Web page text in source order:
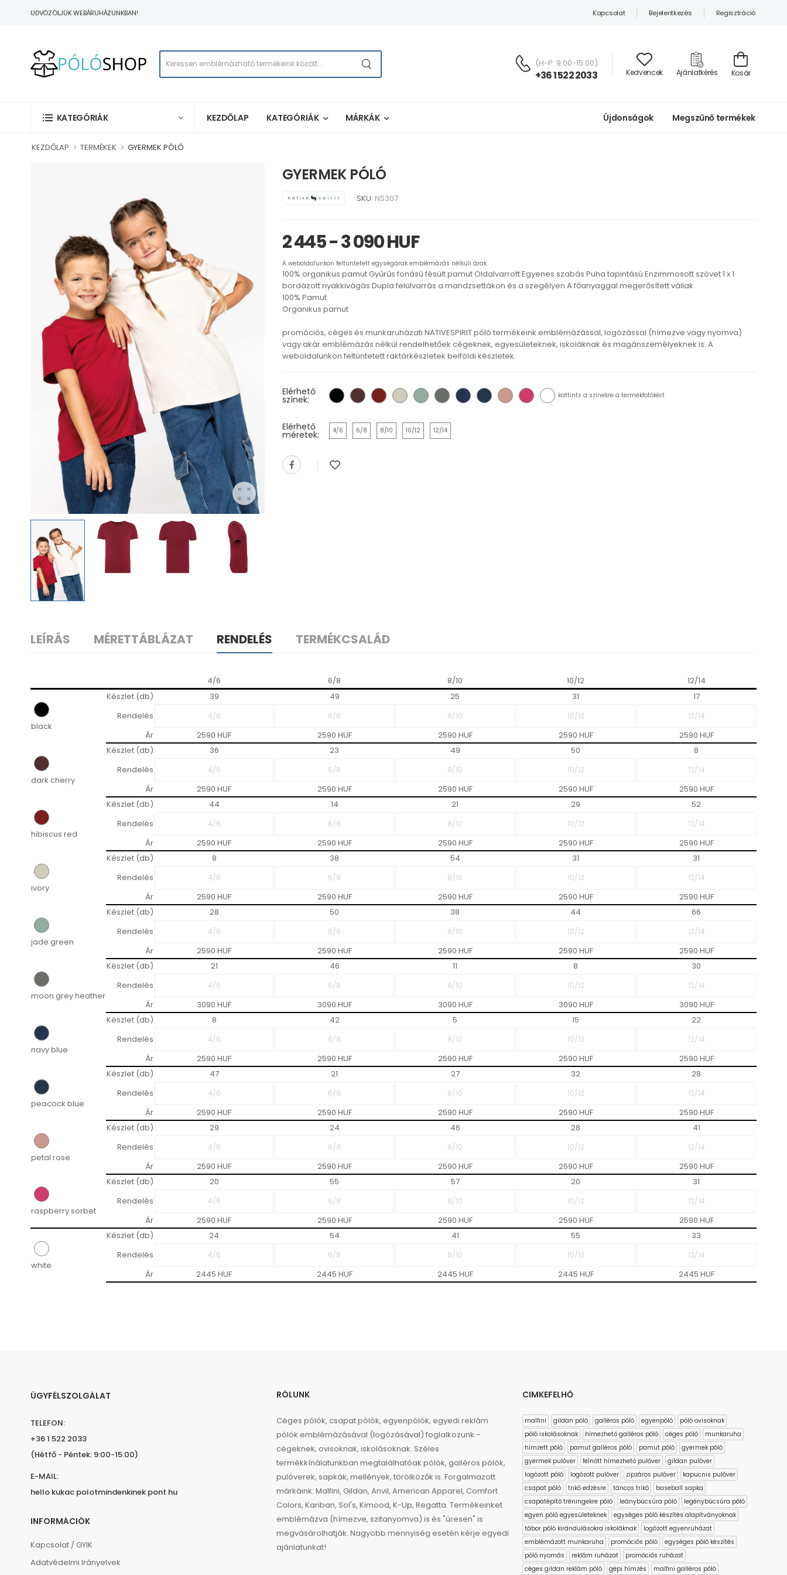
ÜDVÖZÖLJÜK WEBÁRUHÁZUNKBAN! Kapcsolat Bejelentkezés Regisztráció
(H-P: 9:00-15:00)
+36 1 522 2033 Kedvencek Ajánlatkérés Kosár
KATEGÓRIÁK KEZDŐLAP KATEGÓRIÁK MÁRKÁK Újdonságok Megszűnő termékek
KEZDŐLAP TERMÉKEK GYERMEK PÓLÓ
GYERMEK PÓLÓ
SKU: NS307
2 445 - 3 090 HUF
A weboldalunkon feltüntetett egységárak emblémázás nélküli árak.
100% organikus pamut Gyűrűs fonású fésült pamut Oldalvarrott Egyenes szabás Puha tapintású Enzimmosott szövet 1 x 1
bordázott nyakkivágás Dupla felülvarrás a mandzsettákon és a szegélyen A főanyaggal megerősített vállak
100% Pamut
Organikus pamut
promóciós, céges és munkaruházati NATIVESPIRIT póló termékeink emblémázással, logózással (hímezve vagy nyomva)
vagy akár emblémázás nélkül rendelhetőek cégeknek, egyesületeknek, iskoláknak és magánszemélyeknek is. A
weboldalunkon feltüntetett raktárkészletek belföldi készletek.
Elérhető
színek: kattints a színekre a termékfotókért
Elérhető
méretek: 4/6 6/8 8/10 10/12 12/14
LEÍRÁS MÉRETTÁBLÁZAT RENDELÉS TERMÉKCSALÁD
4/6 6/8 8/10 10/12 12/14
black
Készlet (db) 39 49 25 31
17
Rendelés
Ár
2590 HUF 2590 HUF 2590 HUF 2590 HUF 2590 HUF
dark cherry
Készlet (db) 36 23 49 50
8
Rendelés
Ár
2590 HUF 2590 HUF 2590 HUF 2590 HUF 2590 HUF
hibiscus red
Készlet (db) 44 14 21 29
52
Rendelés
Ár
2590 HUF 2590 HUF 2590 HUF 2590 HUF 2590 HUF
ivory
Készlet (db) 8 38 54 31
31
Rendelés
Ár
2590 HUF 2590 HUF 2590 HUF 2590 HUF 2590 HUF
jade green
Készlet (db) 28 50 38 44
66
Rendelés
Ár
2590 HUF 2590 HUF 2590 HUF 2590 HUF 2590 HUF
moon grey heather
Készlet (db) 21 46 11 8
30
Rendelés
Ár
3090 HUF 3090 HUF 3090 HUF 3090 HUF 3090 HUF
navy blue
Készlet (db) 8 42 5 15
22
Rendelés
Ár
2590 HUF 2590 HUF 2590 HUF 2590 HUF 2590 HUF
peacock blue
Készlet (db) 47 21 27 32
28
Rendelés
Ár
2590 HUF 2590 HUF 2590 HUF 2590 HUF 2590 HUF
petal rose
Készlet (db) 29 24 46 28
41
Rendelés
Ár
2590 HUF 2590 HUF 2590 HUF 2590 HUF 2590 HUF
raspberry sorbet
Készlet (db) 20 55 57 20
31
Rendelés
Ár
2590 HUF 2590 HUF 2590 HUF 2590 HUF 2590 HUF
white
Készlet (db) 24 54 41 55
33
Rendelés
Ár
2445 HUF 2445 HUF 2445 HUF 2445 HUF 2445 HUF
ÜGYFÉLSZOLGÁLAT
TELEFON:
+36 1 522 2033
(Hétfő - Péntek: 9:00-15:00)
E-MAIL:
hello kukac polotmindenkinek pont hu
INFORMÁCIÓK
Kapcsolat / GYIK
Adatvédelmi Irányelvek
RÓLUNK
Céges pólók, csapat pólók, egyenpólók, egyedi reklám
pólók emblémázásával (logózásával) foglalkozunk -
cégeknek, ovisoknak, iskolásoknak. Széles
termékkínálatunkban megtalálhatóak pólók, galléros pólók,
pulóverek, sapkák, mellények, törölközők is. Forgalmazott
márkáink: Malfini, Gildan, Anvil, American Apparel, Comfort
Colors, Kariban, Sol's, Kimood, K-Up, Regatta. Termékeinket
emblémázva (hímezve, szitanyomva) is és "üresen" is
megvásárolhatják. Nagyobb mennyiség esetén kérje egyedi
ajánlatunkat!
CIMKEFELHŐ
malfini gildan póló galléros póló egyenpóló
póló ovisoknak
póló iskolásoknak
hímezhető galléros póló céges póló
munkaruha
hímzett póló
pamut galléros póló pamut póló
gyermek póló
gyermek pulóver
felnőtt hímezhető pulóver
gildan pulóver
logózott póló
logózott pulóver zipzáros pulóver
kapucnis pulóver
csapat póló
trikó edzésre táncos trikó
baseball sapka
csapatépítő tréningekre póló
leánybúcsúra póló
legénybúcsúra póló
egyen póló egyesületeknek
egységes póló készítés alapítványoknak
tábor póló kirándulásokra iskoláknak
logózott egyenruházat
emblémázott munkaruha
promóciós póló
egységes póló készítés
póló nyomás
reklám ruházat
promóciós ruházat
céges gildan reklám póló
gépi hímzés malfini galléros póló